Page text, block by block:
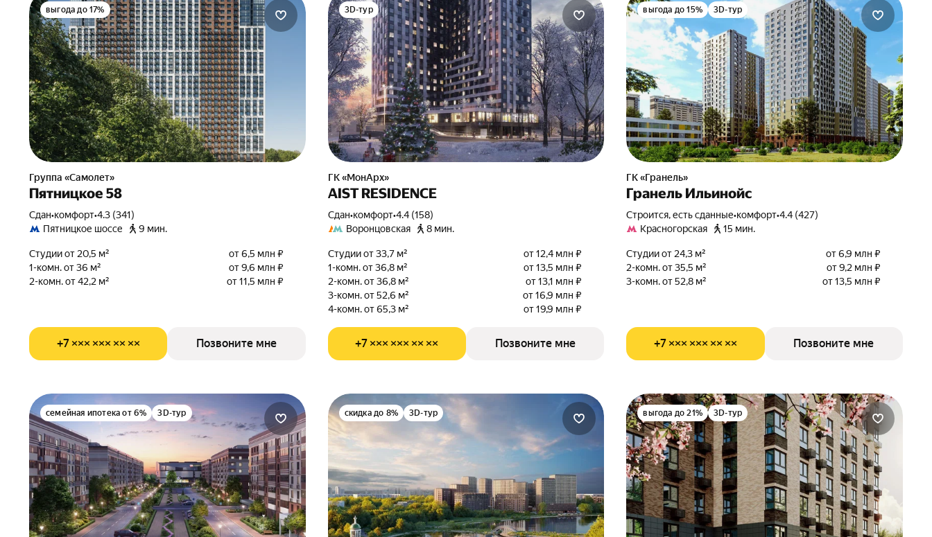
выгода до 17%
Группа «Самолет»
Пятницкое 58
Сдан•комфорт•4.3 (341)
Пятницкое шоссе
9 мин.
Студии от 20,5 м²
от 6,5 млн ₽
1-комн. от 36 м²
от 9,6 млн ₽
2-комн. от 42,2 м²
от 11,5 млн ₽
+7 ××× ××× ×× ×× Позвоните мне
3D-тур
ГК «МонАрх»
AIST RESIDENCE
Сдан•комфорт•4.4 (158)
Воронцовская
8 мин.
Студии от 33,7 м²
от 12,4 млн ₽
1-комн. от 36,8 м²
от 13,5 млн ₽
2-комн. от 36,8 м²
от 13,1 млн ₽
3-комн. от 52,6 м²
от 16,9 млн ₽
4-комн. от 65,3 м²
от 19,9 млн ₽
+7 ××× ××× ×× ×× Позвоните мне
выгода до 15% 3D-тур
ГК «Гранель»
Гранель Ильинойс
Строится, есть сданные•комфорт•4.4 (427)
Красногорская
15 мин.
Студии от 24,3 м²
от 6,9 млн ₽
2-комн. от 35,5 м²
от 9,2 млн ₽
3-комн. от 52,8 м²
от 13,5 млн ₽
+7 ××× ××× ×× ×× Позвоните мне
семейная ипотека от 6% 3D-тур скидка до 8% 3D-тур выгода до 21% 3D-тур